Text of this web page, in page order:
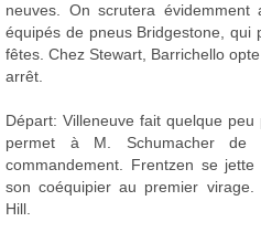
neuves. On scrutera
équipés de pneus Bridgestone, qui
fêtes. Chez Stewart, Barrichello
arrêt.
Départ: Villeneuve fait quelque
permet à M. Schumacher de
commandement. Frentzen se
son coéquipier au premier
Hill.